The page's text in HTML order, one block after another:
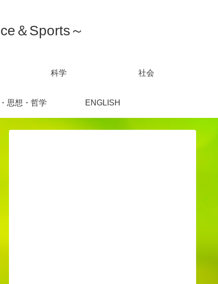
＆Sports～
科学 社会
思想・哲学 ENGLISH